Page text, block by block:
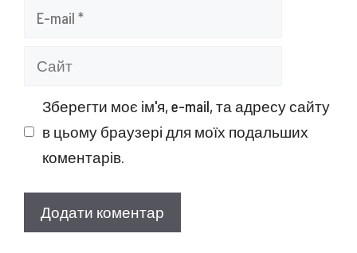
Сайт
Зберегти моє ім'я, e-mail, та адресу сайту
в цьому браузері для моїх подальших
коментарів.